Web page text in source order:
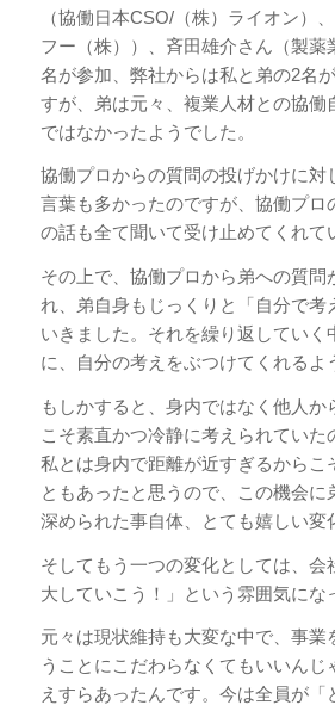
（協働日本CSO/（株）ライオン）
フー（株））、斉田雄介さん（製薬
名が参加、弊社からは私と弟の2名
すが、弟は元々、複業人材との協働
ではなかったようでした。
協働プロからの質問の投げかけに対
言葉も多かったのですが、協働プロ
の話も全て聞いて受け止めてくれて
その上で、協働プロから弟への質問
れ、弟自身もじっくりと「自分で考
いきました。それを繰り返していく
に、自分の考えをぶつけてくれるよ
もしかすると、身内ではなく他人か
こそ素直かつ冷静に考えられていた
私とは身内で距離が近すぎるからこ
ともあったと思うので、この機会に
深められた事自体、とても嬉しい変
そしてもう一つの変化としては、会
大していこう！」という雰囲気にな
元々は現状維持も大変な中で、事業
うことにこだわらなくてもいいんじ
えすらあったんです。今は全員が「